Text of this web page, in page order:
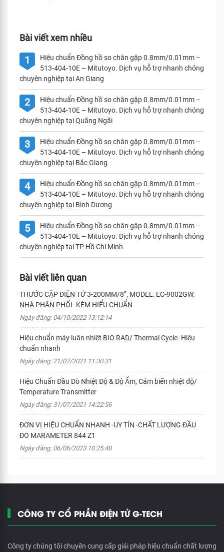
Bài viết xem nhiều
1
Hiệu chuẩn Đồng hồ so chân gập 0.8mm/0.01mm –
513-404-10E – Mitutoyo. Dịch vụ hỗ trợ nhanh chóng
chuyên nghiệp tại An Giang
2
Hiệu chuẩn Đồng hồ so chân gập 0.8mm/0.01mm –
513-404-10E – Mitutoyo. Dịch vụ hỗ trợ nhanh chóng
chuyên nghiệp tại Quãng Ngãi
3
Hiệu chuẩn Đồng hồ so chân gập 0.8mm/0.01mm –
513-404-10E – Mitutoyo. Dịch vụ hỗ trợ nhanh chóng
chuyên nghiệp tại Bắc Giang
4
Hiệu chuẩn Đồng hồ so chân gập 0.8mm/0.01mm –
513-404-10E – Mitutoyo. Dịch vụ hỗ trợ nhanh chóng
chuyên nghiệp tại Bình Dương
5
Hiệu chuẩn Đồng hồ so chân gập 0.8mm/0.01mm –
513-404-10E – Mitutoyo. Dịch vụ hỗ trợ nhanh chóng
chuyên nghiệp tại TP Hồ Chí Minh
Bài viết liên quan
THƯỚC CẶP ĐIỆN TỬ 3-200MM/8”, MODEL: EC-9002GW.
NHÀ PHÂN PHỐI -KÈM HIỂU CHUẨN
Ngày đăng: 04/10/2022 13:12:14
Hiệu chuẩn máy luân nhiệt BIO RAD/ Thermal Cycle- Hiệu
chuẩn nhanh
Ngày đăng: 21/07/2021 11:30:31
Hiệu Chuẩn Đầu Dò Nhiệt Độ & Độ Ẩm, Cảm biến nhiệt độ/
Temperature Transmitter
Ngày đăng: 31/07/2021 14:22:56
ĐƠN VỊ HIỆU CHUẨN NHANH -UY TÍN -CHẤT LƯỢNG ĐẦU
ĐO MARAMETER 844 Z1
Ngày đăng: 06/06/2023 10:25:48
CÔNG TY CỔ PHẦN ĐIỆN TỬ G-TECH
Công ty chúng tôi chuyên cung cấp giải pháp hiệu chuẩn chất lượng